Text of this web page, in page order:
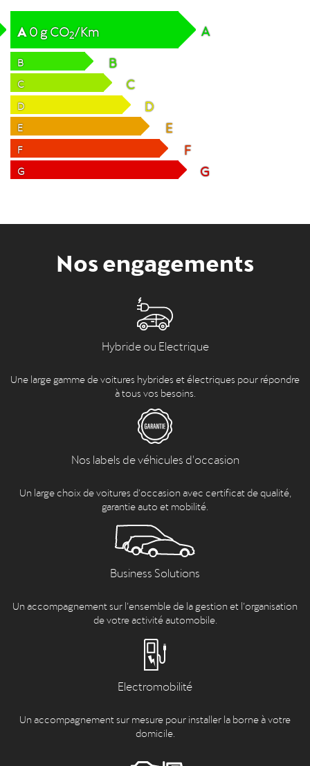
A0gCO2/Km A
B B
C C
D D
E E
F F
G G
Nos engagements
Hybride ou Electrique
Une large gamme de voitures hybrides et électriques pour répondre
à tous vos besoins.
Nos labels de véhicules d'occasion
Un large choix de voitures d’occasion avec certificat de qualité,
garantie auto et mobilité.
Business Solutions
Un accompagnement sur l’ensemble de la gestion et l’organisation
de votre activité automobile.
Electromobilité
Un accompagnement sur mesure pour installer la borne à votre
domicile.